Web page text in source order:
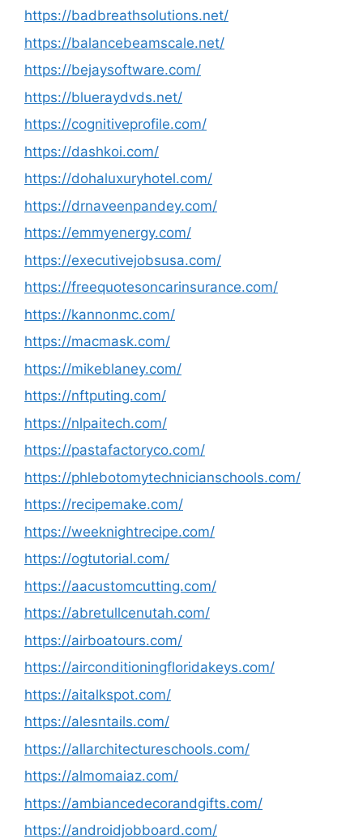
https://badbreathsolutions.net/
https://balancebeamscale.net/
https://bejaysoftware.com/
https://blueraydvds.net/
https://cognitiveprofile.com/
https://dashkoi.com/
https://dohaluxuryhotel.com/
https://drnaveenpandey.com/
https://emmyenergy.com/
https://executivejobsusa.com/
https://freequotesoncarinsurance.com/
https://kannonmc.com/
https://macmask.com/
https://mikeblaney.com/
https://nftputing.com/
https://nlpaitech.com/
https://pastafactoryco.com/
https://phlebotomytechnicianschools.com/
https://recipemake.com/
https://weeknightrecipe.com/
https://ogtutorial.com/
https://aacustomcutting.com/
https://abretullcenutah.com/
https://airboatours.com/
https://airconditioningfloridakeys.com/
https://aitalkspot.com/
https://alesntails.com/
https://allarchitectureschools.com/
https://almomaiaz.com/
https://ambiancedecorandgifts.com/
https://androidjobboard.com/